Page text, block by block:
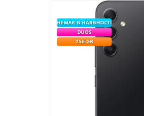
НЕМАЄ В НАЯВНОСТІ
DUOS
256 GB